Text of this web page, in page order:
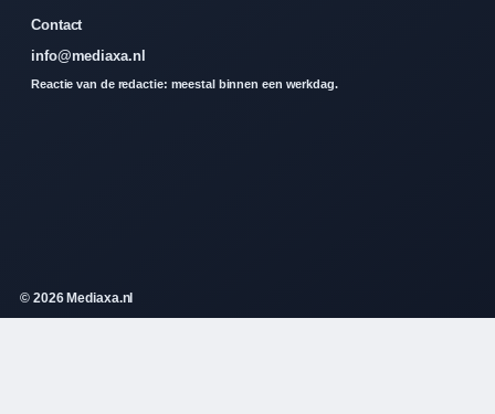
Contact
info@mediaxa.nl
Reactie van de redactie: meestal binnen een werkdag.
© 2026 Mediaxa.nl